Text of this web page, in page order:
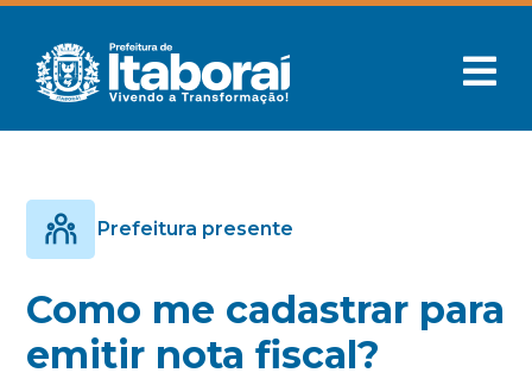
Prefeitura presente
Como me cadastrar para
emitir nota fiscal?